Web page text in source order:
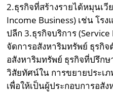
2.ธุรกิจที่สร้างรายได้หมุนเวี
Income Business) เช่น โร
ปลีก 3.ธุรกิจบริการ
จัดการอสังหาริมทรัพย์ ธุรกิ
อสังหาริมทรัพย์ ธุรกิจที่ปรึก
วิสัยทัศน์ใน การขยายประเภ
เพื่อให้เป็นผู้ประกอบการอสั